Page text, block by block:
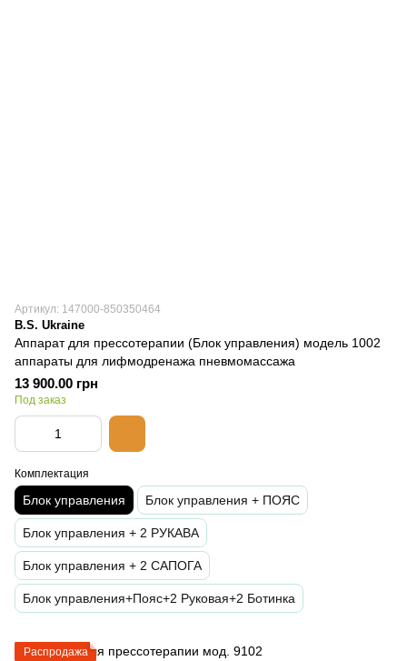
Артикул: 147000-850350464
B.S. Ukraine
Аппарат для прессотерапии (Блок управления) модель 1002
аппараты для лифмодренажа пневмомассажа
13 900.00 грн
Под заказ
Комплектация
Блок управления Блок управления + ПОЯС
Блок управления + 2 РУКАВА
Блок управления + 2 САПОГА
Блок управления+Пояс+2 Руковая+2 Ботинка
Распродажа